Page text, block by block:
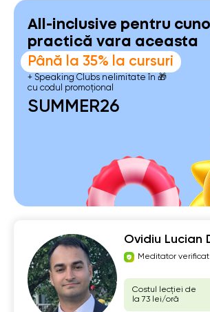
All-inclusive pentru
practică vara aceasta
Până la 35% la cursuri
+ Speaking Clubs nelimitate în 🎁
cu codul promoțional
SUMMER26
Ovidiu Lucian
Meditator verificat
Costul lecției de
la 73 lei/oră